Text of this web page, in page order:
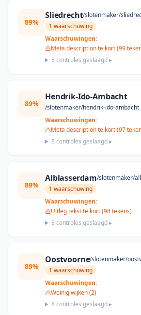
89%
Sliedrecht/slotenmaker/
1 waarschuwing
Waarschuwingen:
Meta description te kort (99
8controles geslaagd ▸
89%
Hendrik-Ido-Ambacht
/slotenmaker/hendrik-ido-ambacht
Waarschuwingen:
Meta description te kort (97
8controles geslaagd ▸
89%
Alblasserdam/slotenmaker/
1 waarschuwing
Waarschuwingen:
Uitleg tekst te kort (98 tekens)
8controles geslaagd ▸
89%
Oostvoorne/slotenmaker/
1 waarschuwing
Waarschuwingen:
Weinig wijken (2)
8controles geslaagd ▸